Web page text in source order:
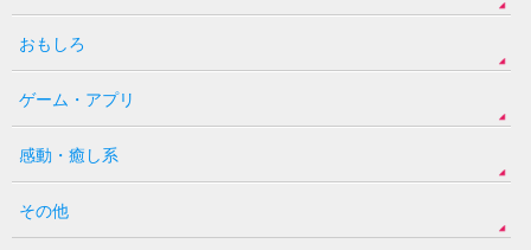
おもしろ
ゲーム・アプリ
感動・癒し系
その他